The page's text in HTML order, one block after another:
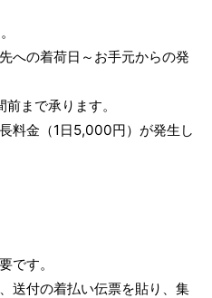
の cm はおおよその長さとな
への着荷日～お手元からの発
まで承ります。
料金（1日5,000円）が発生し
です。
送付の着払い伝票を貼り、集